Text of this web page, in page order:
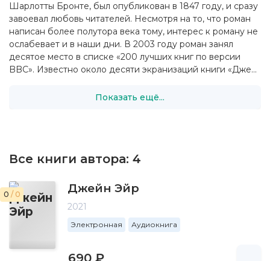
Шарлотты Бронте, был опубликован в 1847 году, и сразу
завоевал любовь читателей. Несмотря на то, что роман
написан более полутора века тому, интерес к роману не
ослабевает и в наши дни. В 2003 году роман занял
десятое место в списке «200 лучших книг по версии
BBC». Известно около десяти экранизаций книги «Дже...
Показать ещё...
Все книги автора: 4
0 / 0 Джейн Эйр
2021
Электронная Аудиокнига